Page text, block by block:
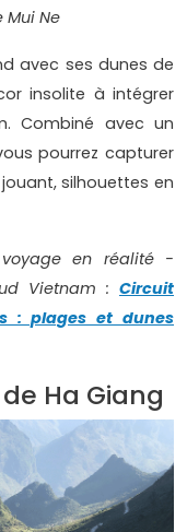
Ne
avec ses dunes de
insolite à intégrer
Combiné avec un
pourrez capturer
silhouettes en
en réalité -
Vietnam : Circuit
: plages et dunes
Ha Giang